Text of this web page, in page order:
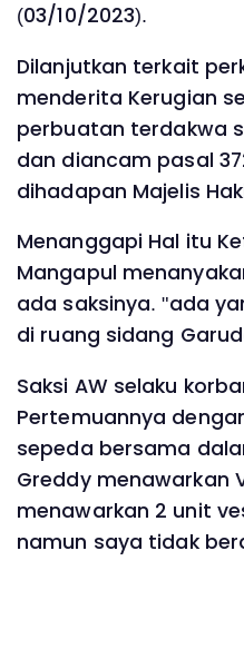
(03/10/2023).
Dilanjutkan terkait
menderita Kerugian
perbuatan terdakwa
dan diancam pasal
dihadapan Majelis
Menanggapi Hal itu
Mangapul
ada saksinya. "ada
di ruang sidang
Saksi AW selaku
Pertemuannya
sepeda bersama
Greddy menawarkan
menawarkan 2 unit
namun saya tidak